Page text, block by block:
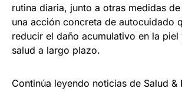
rutina diaria, junto a otras medidas
una acción concreta de autocuidado
reducir el daño acumulativo en la
salud a largo plazo.
Continúa leyendo noticias de Salud &